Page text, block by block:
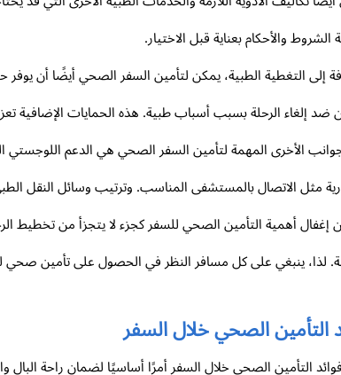
الشروط والأحكام بعناية قبل الاختيار.
إلى التغطية الطبية، يمكن لتأمين السفر الصحي أيضًا أن يوفر
ضد إلغاء الرحلة بسبب أسباب طبية. هذه الحمايات الإضافية
الأخرى المهمة لتأمين السفر الصحي هي الدعم اللوجستي
مثل الاتصال بالمستشفى المناسب. وترتيب وسائل النقل
إغفال أهمية التأمين الصحي للسفر كجزء لا يتجزأ من تخطيط
لذا، ينبغي على كل مسافر النظر في الحصول على تأمين صحي
التأمين الصحي خلال السفر
التأمين الصحي خلال السفر أمرًا أساسيًا لضمان راحة